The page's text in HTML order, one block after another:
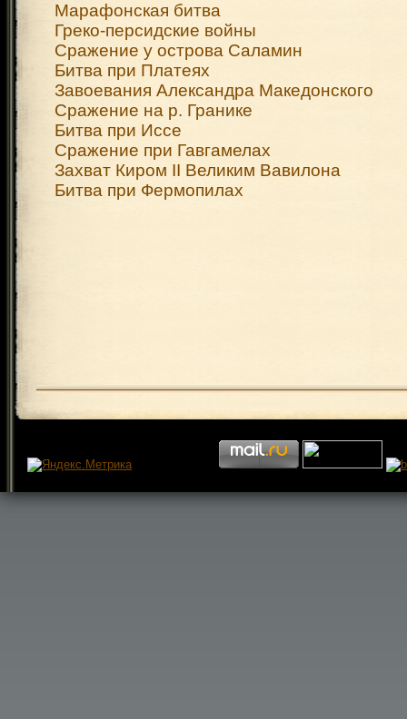
Марафонская битва
Греко-персидские войны
Сражение у острова Саламин
Битва при Платеях
Завоевания Александра Македонского
Сражение на р. Гранике
Битва при Иссе
Сражение при Гавгамелах
Захват Киром II Великим Вавилона
Битва при Фермопилах